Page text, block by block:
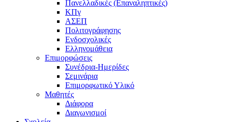
Πανελλαδικές (Επαναληπτικές)
ΚΠγ
ΑΣΕΠ
Πολιτογράφησης
Ενδοσχολικές
Ελληνομάθεια
Επιμορφώσεις
Συνέδρια-Ημερίδες
Σεμινάρια
Επιμορφωτικό Υλικό
Μαθητές
Διάφορα
Διαγωνισμοί